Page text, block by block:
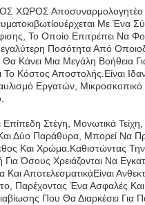
ΧΩΡΟΣ Αποσυναρμολογητέο
Έρχεται Με Ένα
Το Οποίο Επιτρέπει Να
Ποσότητα Από
Θα Κάνει Μια Μεγάλη Βοήθεια
Το Κόστος Αποστολής.Είναι
Εργατών, Μικροσκοπικό
Επίπεδη Στέγη, Μονωτικά Τείχη,
Δύο Παράθυρα, Μπορεί Να
Και Χρώμα.καθιστώντας Την
Για Όσους Χρειάζονται Να
Και ΑποτελεσματικάΕίναι
Παρέχοντας Ένα Ασφαλές
Που Θα Διαρκέσει Για